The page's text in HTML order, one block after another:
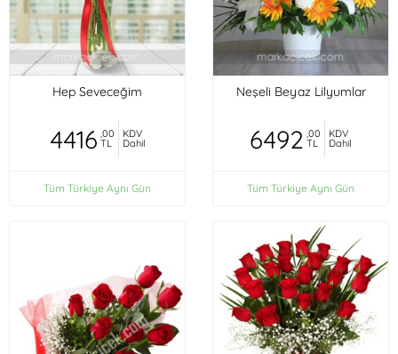
Hep Seveceğim
4416 ,00
TL
KDV
Dahil
Tüm Türkiye Aynı Gün
Neşeli Beyaz Lilyumlar
6492 ,00
TL
KDV
Dahil
Tüm Türkiye Aynı Gün